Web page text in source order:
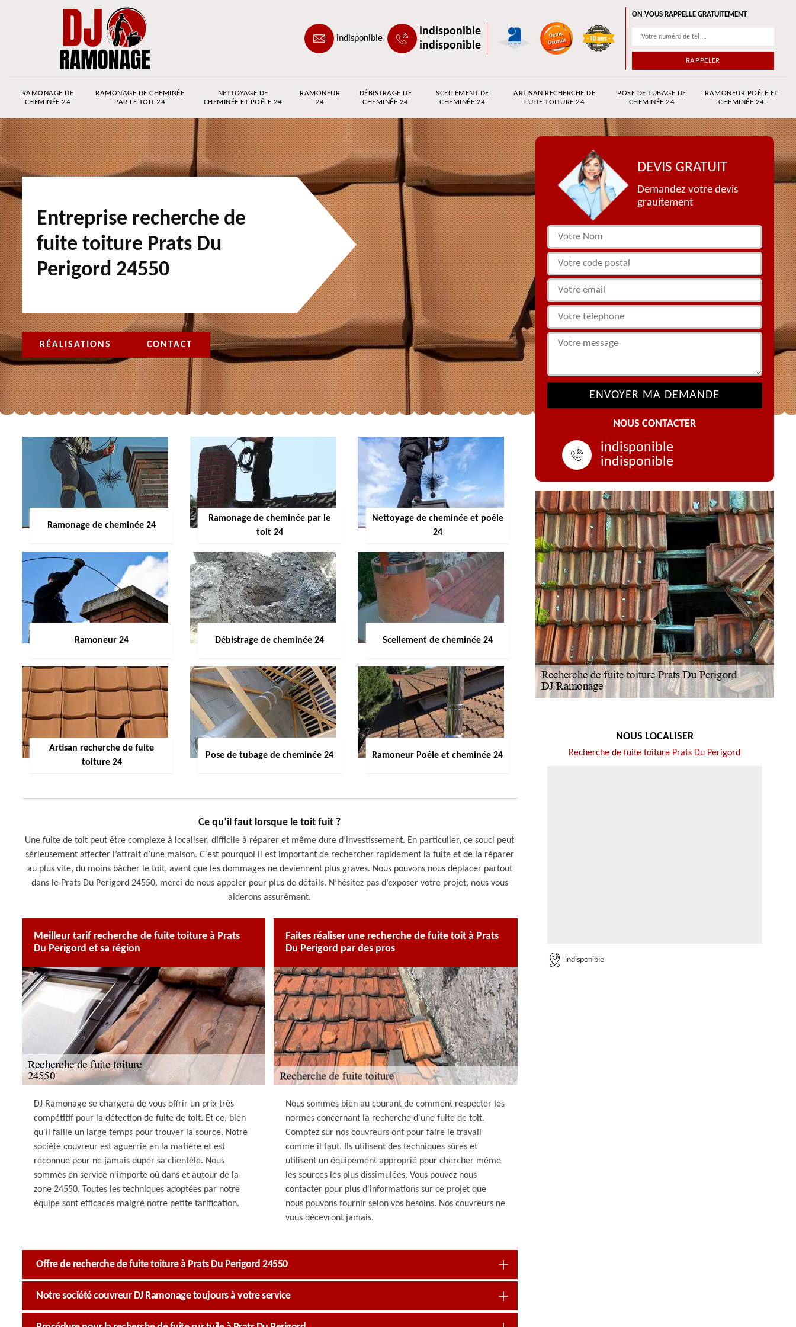
indisponible
indisponible
indisponible
ON VOUS RAPPELLE GRATUITEMENT
RAMONAGE DE
CHEMINÉE 24
RAMONAGE DE CHEMINÉE
PAR LE TOIT 24
NETTOYAGE DE
CHEMINÉE ET POÊLE 24
RAMONEUR
24
DÉBISTRAGE DE
CHEMINÉE 24
SCELLEMENT DE
CHEMINÉE 24
ARTISAN RECHERCHE DE
FUITE TOITURE 24
POSE DE TUBAGE DE
CHEMINÉE 24
RAMONEUR POÊLE ET
CHEMINÉE 24
Entreprise recherche de
fuite toiture Prats Du
Perigord 24550
RÉALISATIONS CONTACT
Ramonage de cheminée 24
Ramonage de cheminée par le
toit 24
Nettoyage de cheminée et poêle
24
Ramoneur 24 Débistrage de cheminée 24 Scellement de cheminée 24
Artisan recherche de fuite
toiture 24
Pose de tubage de cheminée 24 Ramoneur Poêle et cheminée 24
Ce qu’il faut lorsque le toit fuit ?
Une fuite de toit peut être complexe à localiser, difficile à réparer et même dure d’investissement. En particulier, ce souci peut
sérieusement affecter l’attrait d’une maison. C'est pourquoi il est important de rechercher rapidement la fuite et de la réparer
au plus vite, du moins bâcher le toit, avant que les dommages ne deviennent plus graves. Nous pouvons nous déplacer partout
dans le Prats Du Perigord 24550, merci de nous appeler pour plus de détails. N’hésitez pas d’exposer votre projet, nous vous
aiderons assurément.
Meilleur tarif recherche de fuite toiture à Prats
Du Perigord et sa région
DJ Ramonage se chargera de vous offrir un prix très
compétitif pour la détection de fuite de toit. Et ce, bien
qu'il faille un large temps pour trouver la source. Notre
société couvreur est aguerrie en la matière et est
reconnue pour ne jamais duper sa clientèle. Nous
sommes en service n'importe où dans et autour de la
zone 24550. Toutes les techniques adoptées par notre
équipe sont efficaces malgré notre petite tarification.
Faites réaliser une recherche de fuite toit à Prats
Du Perigord par des pros
Nous sommes bien au courant de comment respecter les
normes concernant la recherche d'une fuite de toit.
Comptez sur nos couvreurs ont pour faire le travail
comme il faut. Ils utilisent des techniques sûres et
utilisent un équipement approprié pour chercher même
les sources les plus dissimulées. Vous pouvez nous
contacter pour plus d'informations sur ce projet que
nous pouvons fournir selon vos besoins. Nos couvreurs ne
vous décevront jamais.
Offre de recherche de fuite toiture à Prats Du Perigord 24550
Notre société couvreur DJ Ramonage toujours à votre service
DEVIS GRATUIT
Demandez votre devis
grauitement
NOUS CONTACTER
indisponible
indisponible
NOUS LOCALISER
Recherche de fuite toiture Prats Du Perigord
indisponible